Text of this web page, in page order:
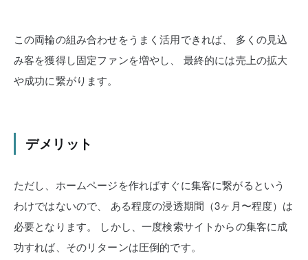
この両輪の組み合わせをうまく活用できれば、
多くの見込
み客を獲得し固定ファンを増やし、
最終的には売上の拡大
や成功に繋がります。
デメリット
ただし、ホームページを作ればすぐに集客に繋がるという
わけではないので、
ある程度の浸透期間（3ヶ月〜程度）は
必要となります。
しかし、一度検索サイトからの集客に成
功すれば、そのリターンは圧倒的です。